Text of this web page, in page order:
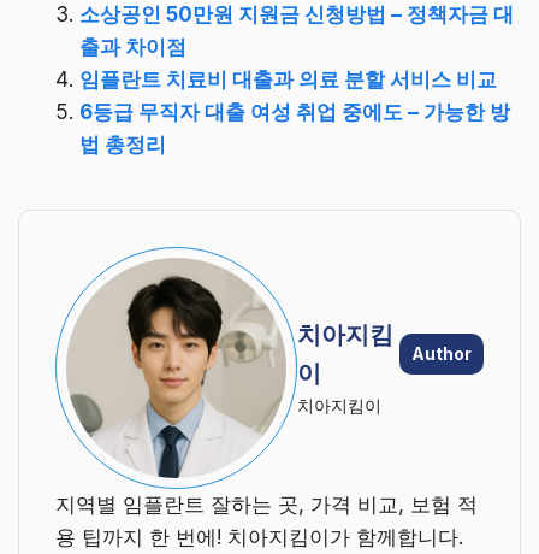
소상공인 50만원 지원금 신청방법 – 정책자금 대
출과 차이점
임플란트 치료비 대출과 의료 분할 서비스 비교
6등급 무직자 대출 여성 취업 중에도 – 가능한 방
법 총정리
치아지킴
이
Author
치아지킴이
지역별 임플란트 잘하는 곳, 가격 비교, 보험 적
용 팁까지 한 번에! 치아지킴이가 함께합니다.